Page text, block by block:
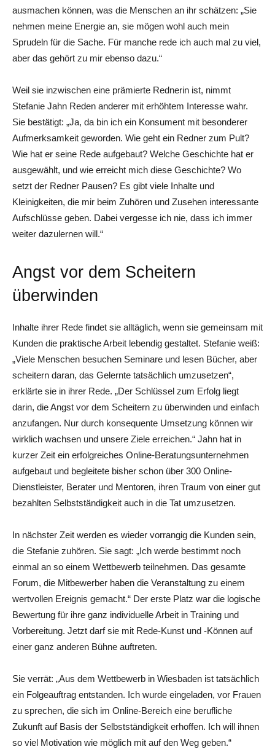
ausmachen können, was die Menschen an ihr schätzen: „Sie
nehmen meine Energie an, sie mögen wohl auch mein
Sprudeln für die Sache. Für manche rede ich auch mal zu viel,
aber das gehört zu mir ebenso dazu.“
Weil sie inzwischen eine prämierte Rednerin ist, nimmt
Stefanie Jahn Reden anderer mit erhöhtem Interesse wahr.
Sie bestätigt: „Ja, da bin ich ein Konsument mit besonderer
Aufmerksamkeit geworden. Wie geht ein Redner zum Pult?
Wie hat er seine Rede aufgebaut? Welche Geschichte hat er
ausgewählt, und wie erreicht mich diese Geschichte? Wo
setzt der Redner Pausen? Es gibt viele Inhalte und
Kleinigkeiten, die mir beim Zuhören und Zusehen interessante
Aufschlüsse geben. Dabei vergesse ich nie, dass ich immer
weiter dazulernen will.“
Angst vor dem Scheitern
überwinden
Inhalte ihrer Rede findet sie alltäglich, wenn sie gemeinsam mit
Kunden die praktische Arbeit lebendig gestaltet. Stefanie weiß:
„Viele Menschen besuchen Seminare und lesen Bücher, aber
scheitern daran, das Gelernte tatsächlich umzusetzen“,
erklärte sie in ihrer Rede. „Der Schlüssel zum Erfolg liegt
darin, die Angst vor dem Scheitern zu überwinden und einfach
anzufangen. Nur durch konsequente Umsetzung können wir
wirklich wachsen und unsere Ziele erreichen.“ Jahn hat in
kurzer Zeit ein erfolgreiches Online-Beratungsunternehmen
aufgebaut und begleitete bisher schon über 300 Online-
Dienstleister, Berater und Mentoren, ihren Traum von einer gut
bezahlten Selbstständigkeit auch in die Tat umzusetzen.
In nächster Zeit werden es wieder vorrangig die Kunden sein,
die Stefanie zuhören. Sie sagt: „Ich werde bestimmt noch
einmal an so einem Wettbewerb teilnehmen. Das gesamte
Forum, die Mitbewerber haben die Veranstaltung zu einem
wertvollen Ereignis gemacht.“ Der erste Platz war die logische
Bewertung für ihre ganz individuelle Arbeit in Training und
Vorbereitung. Jetzt darf sie mit Rede-Kunst und -Können auf
einer ganz anderen Bühne auftreten.
Sie verrät: „Aus dem Wettbewerb in Wiesbaden ist tatsächlich
ein Folgeauftrag entstanden. Ich wurde eingeladen, vor Frauen
zu sprechen, die sich im Online-Bereich eine berufliche
Zukunft auf Basis der Selbstständigkeit erhoffen. Ich will ihnen
so viel Motivation wie möglich mit auf den Weg geben.“